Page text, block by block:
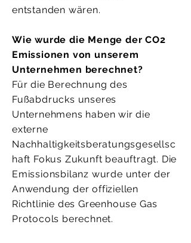
entstanden wären.
Wie wurde die Menge der CO2
Emissionen von unserem
Unternehmen berechnet?
Für die Berechnung des
Fußabdrucks unseres
Unternehmens haben wir die
externe
Nachhaltigkeitsberatungsgesellsc
haft Fokus Zukunft beauftragt. Die
Emissionsbilanz wurde unter der
Anwendung der offiziellen
Richtlinie des Greenhouse Gas
Protocols berechnet.